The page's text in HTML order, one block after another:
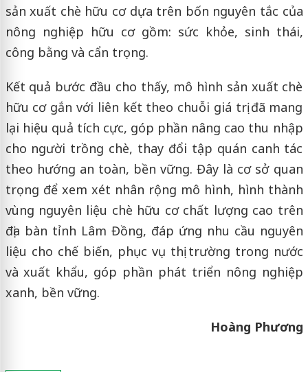
sản xuất chè hữu cơ dựa trên bốn nguyên tắc của
nông nghiệp hữu cơ gồm: sức khỏe, sinh thái,
công bằng và cẩn trọng.
Kết quả bước đầu cho thấy, mô hình sản xuất chè
hữu cơ gắn với liên kết theo chuỗi giá trị đã mang
lại hiệu quả tích cực, góp phần nâng cao thu nhập
cho người trồng chè, thay đổi tập quán canh tác
theo hướng an toàn, bền vững. Đây là cơ sở quan
trọng để xem xét nhân rộng mô hình, hình thành
vùng nguyên liệu chè hữu cơ chất lượng cao trên
địa bàn tỉnh Lâm Đồng, đáp ứng nhu cầu nguyên
liệu cho chế biến, phục vụ thị trường trong nước
và xuất khẩu, góp phần phát triển nông nghiệp
xanh, bền vững.
Hoàng Phương